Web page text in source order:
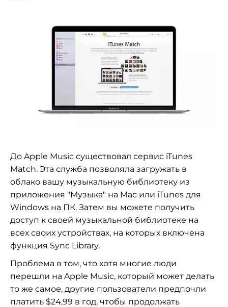
До Apple Music существовал сервис iTunes
Match. Эта служба позволяла загружать в
облако вашу музыкальную библиотеку из
приложения "Музыка" на Mac или iTunes для
Windows на ПК. Затем вы можете получить
доступ к своей музыкальной библиотеке на
всех своих устройствах, на которых включена
функция Sync Library.
Проблема в том, что хотя многие люди
перешли на Apple Music, который может делать
то же самое, другие пользователи предпочли
платить $24,99 в год, чтобы продолжать